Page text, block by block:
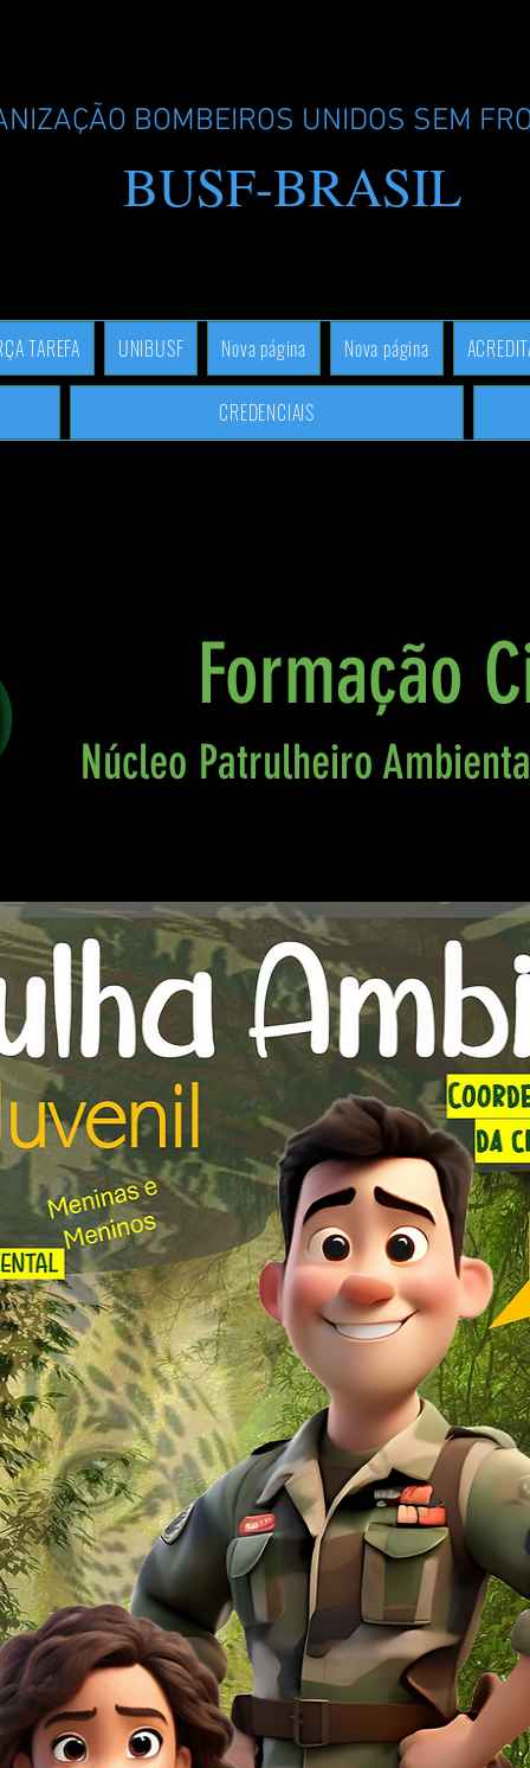
BOMBEIROS UNIDOS SEM
BUSF-BRASIL
TAREFA UNIBUSF Nova página Nova página
CREDENCIAIS
Formação
Núcleo Patrulheiro